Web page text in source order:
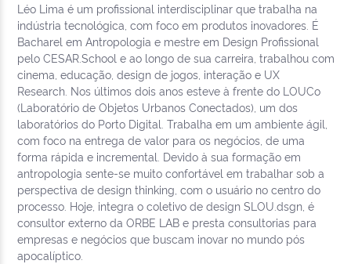
Léo Lima é um profissional interdisciplinar que trabalha na
indústria tecnológica, com foco em produtos inovadores. É
Bacharel em Antropologia e mestre em Design Profissional
pelo CESAR.School e ao longo de sua carreira, trabalhou com
cinema, educação, design de jogos, interação e UX
Research. Nos últimos dois anos esteve à frente do LOUCo
(Laboratório de Objetos Urbanos Conectados), um dos
laboratórios do Porto Digital. Trabalha em um ambiente ágil,
com foco na entrega de valor para os negócios, de uma
forma rápida e incremental. Devido à sua formação em
antropologia sente-se muito confortável em trabalhar sob a
perspectiva de design thinking, com o usuário no centro do
processo. Hoje, integra o coletivo de design SLOU.dsgn, é
consultor externo da ORBE LAB e presta consultorias para
empresas e negócios que buscam inovar no mundo pós
apocalíptico.